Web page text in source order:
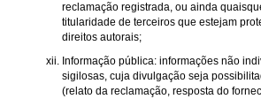
reclamação registrada, ou ainda
titularidade de terceiros que estejam
direitos autorais;
Informação pública: informações não
sigilosas, cuja divulgação seja
(relato da reclamação, resposta do